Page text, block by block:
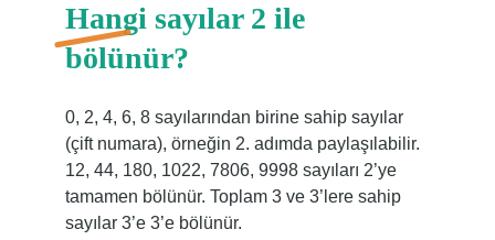
Hangi sayılar 2 ile
bölünür?
0, 2, 4, 6, 8 sayılarından birine sahip sayılar
(çift numara), örneğin 2. adımda paylaşılabilir.
12, 44, 180, 1022, 7806, 9998 sayıları 2’ye
tamamen bölünür. Toplam 3 ve 3’lere sahip
sayılar 3’e 3’e bölünür.